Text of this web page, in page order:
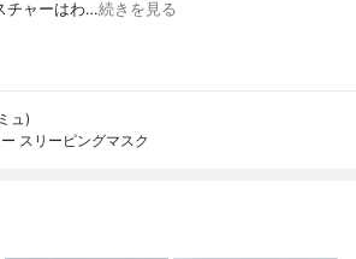
チャーはわ…続きを見る
ュ)
スリーピングマスク